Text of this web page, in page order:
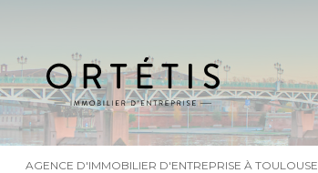
AGENCE D'IMMOBILIER D'ENTREPRISE À TOULOUSE